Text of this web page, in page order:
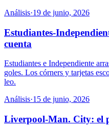
Análisis·19 de junio, 2026
Estudiantes-
cuenta
Estudiantes e Independiente
goles. Los córners y tarjetas
leo.
Análisis·15 de junio, 2026
Liverpool-Man. City: el